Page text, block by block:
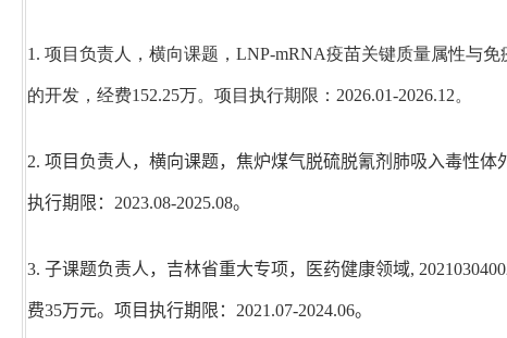
1. 项目负责人，横向课题，LNP-mRNA疫苗关键质量属性与
的开发，经费152.25万。项目执行期限：2026.01-2026.12。
2. 项目负责人，横向课题，焦炉煤气脱硫脱氰剂肺吸入毒性
执行期限：2023.08-2025.08。
3. 子课题负责人，吉林省重大专项，医药健康领域,
费35万元。项目执行期限：2021.07-2024.06。